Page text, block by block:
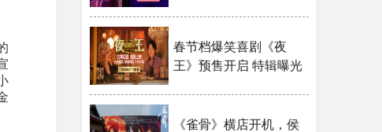
春节档爆笑喜剧《夜
王》预售开启 特辑曝光
《雀骨》横店开机，侯